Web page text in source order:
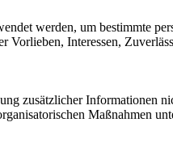
werden, um bestimmte
Vorlieben, Interessen,
zusätzlicher Informationen
Maßnahmen